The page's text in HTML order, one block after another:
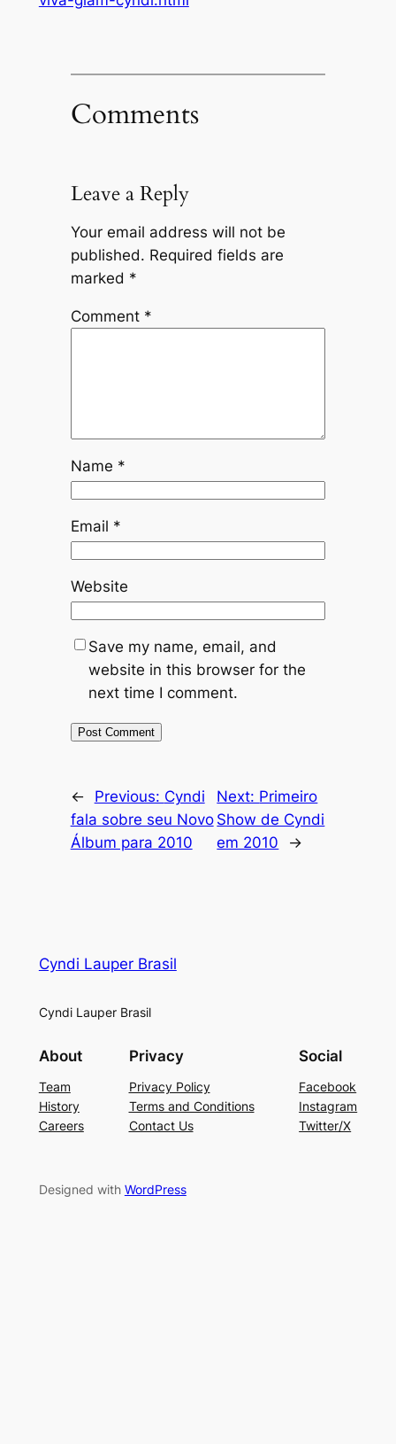
Comments
Leave a Reply
Your email address will not be
published. Required fields are
marked *
Comment *
Name *
Email *
Website
Save my name, email, and
website in this browser for the
next time I comment.
← Previous: Cyndi
fala sobre seu Novo
Álbum para 2010
Next: Primeiro
Show de Cyndi
em 2010
→
Cyndi Lauper Brasil
Cyndi Lauper Brasil
About
Team
History
Careers
Privacy
Privacy Policy
Terms and Conditions
Contact Us
Social
Facebook
Instagram
Twitter/X
Designed with WordPress